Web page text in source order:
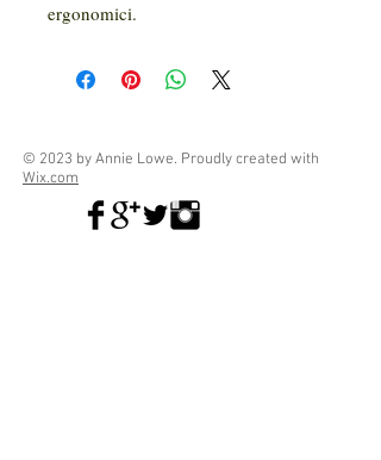
ergonomici.
© 2023 by Annie Lowe. Proudly created with
Wix.com